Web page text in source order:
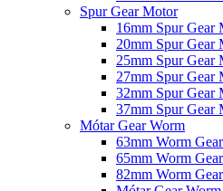
Spur Gear Motor
16mm Spur Gear
20mm Spur Gear
25mm Spur Gear
27mm Spur Gear
32mm Spur Gear
37mm Spur Gear
Mótar Gear Worm
63mm Worm
65mm Worm
82mm Worm